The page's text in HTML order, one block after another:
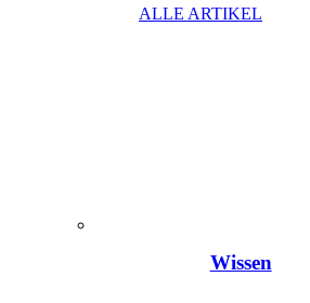
ALLE ARTIKEL
Wissen